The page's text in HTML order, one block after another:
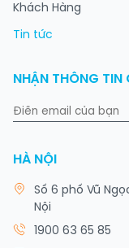
Khách Hàng
Tin tức
NHẬN THÔNG TIN
HÀ NỘI
Số 6 phố Vũ
Nội
1900 63 65 85